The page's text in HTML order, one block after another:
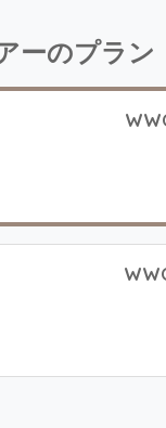
ーのプラン